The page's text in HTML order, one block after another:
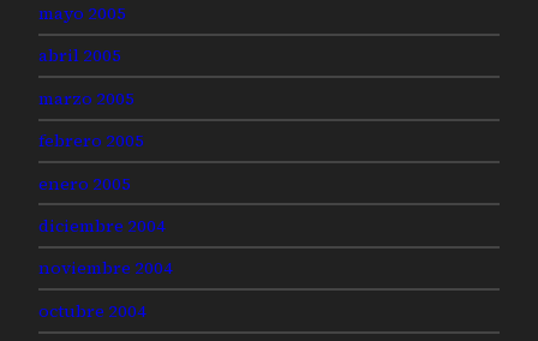
mayo 2005
abril 2005
marzo 2005
febrero 2005
enero 2005
diciembre 2004
noviembre 2004
octubre 2004